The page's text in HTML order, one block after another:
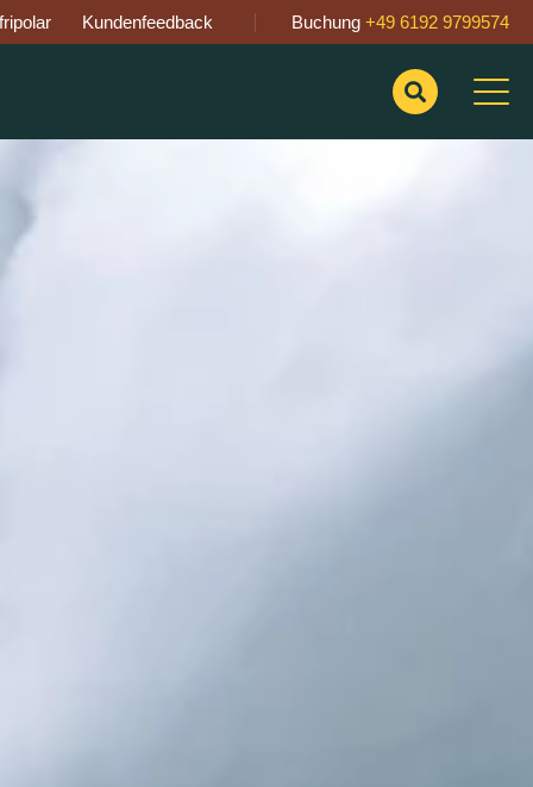
Kundenfeedback Buchung +49 6192 9799574